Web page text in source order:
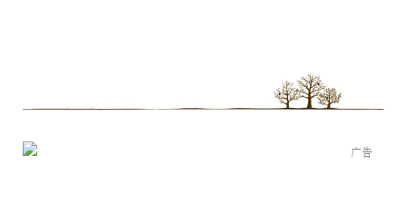
广告